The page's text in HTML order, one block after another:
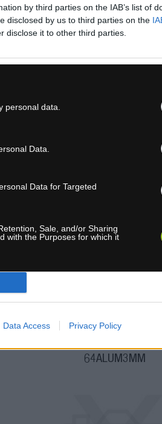
by third parties on the IAB’s list of
disclosed by us to third parties on the
disclose it to other third parties.
personal data.
Data.
Data for Targeted
Sale, and/or Sharing
with the Purposes for which it
Data Access Privacy Policy
MTBLK
5,80 €
64ALUM3MM